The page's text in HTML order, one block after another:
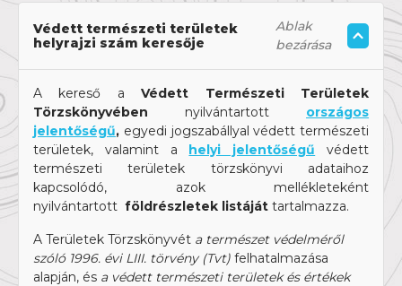
Védett természeti területek
helyrajzi szám keresője
Ablak
bezárása
A kereső a Védett Természeti Területek
Törzskönyvében nyilvántartott országos
jelentőségű, egyedi jogszabállyal védett természeti
területek, valamint a helyi jelentőségű védett
természeti területek törzskönyvi adataihoz
kapcsolódó, azok mellékleteként
nyilvántartott földrészletek listáját tartalmazza.
A Területek Törzskönyvét a természet védelméről
szóló 1996. évi LIII. törvény (Tvt) felhatalmazása
alapján, és a védett természeti területek és értékek